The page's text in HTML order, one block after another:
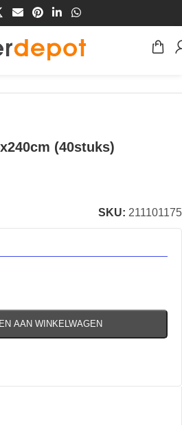
(40stuks)
SKU: 211101175
AAN WINKELWAGEN